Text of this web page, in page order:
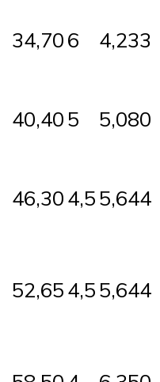
34,706 4,233
40,405 5,080
46,304,55,644
52,654,55,644